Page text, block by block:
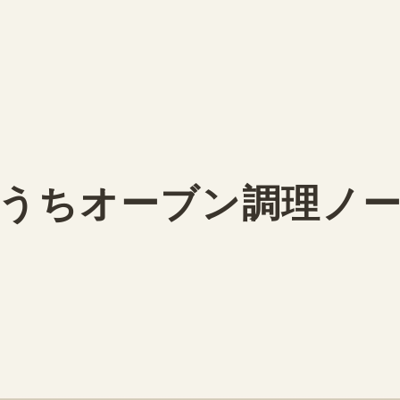
ちオーブン調理ノ